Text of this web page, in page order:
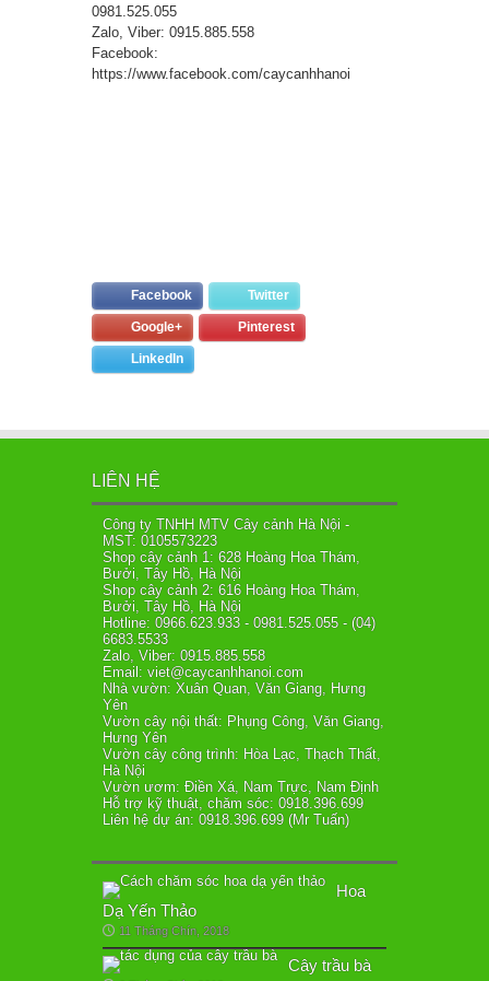
0981.525.055
Zalo, Viber: 0915.885.558
Facebook:
https://www.facebook.com/caycanhhanoi
Facebook Twitter
Google+ Pinterest
LinkedIn
LIÊN HỆ
Công ty TNHH MTV Cây cảnh Hà Nội -
MST: 0105573223
Shop cây cảnh 1: 628 Hoàng Hoa Thám,
Bưởi, Tây Hồ, Hà Nội
Shop cây cảnh 2: 616 Hoàng Hoa Thám,
Bưởi, Tây Hồ, Hà Nội
Hotline: 0966.623.933 - 0981.525.055 - (04)
6683.5533
Zalo, Viber: 0915.885.558
Email: viet@caycanhhanoi.com
Nhà vườn: Xuân Quan, Văn Giang, Hưng
Yên
Vườn cây nội thất: Phụng Công, Văn Giang,
Hưng Yên
Vườn cây công trình: Hòa Lạc, Thạch Thất,
Hà Nội
Vườn ươm: Điền Xá, Nam Trực, Nam Định
Hỗ trợ kỹ thuật, chăm sóc: 0918.396.699
Liên hệ dự án: 0918.396.699 (Mr Tuấn)
Hoa
Dạ Yến Thảo
11 Tháng Chín, 2018
Cây trầu bà